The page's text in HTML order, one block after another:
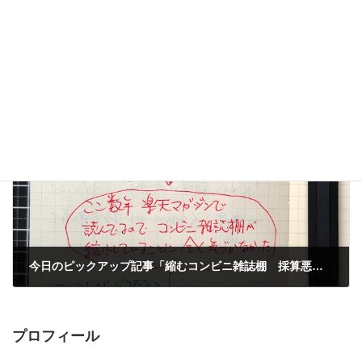
今日のピックアップ記事「縮むコンビニ雑誌棚 採算悪化、セブンは半減へ」
プロフィール